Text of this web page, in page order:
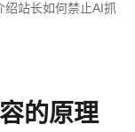
站长如何禁止AI抓
的原理